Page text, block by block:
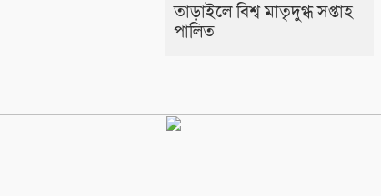
তাড়াইলে বিশ্ব মাতৃদুগ্ধ সপ্তাহ
পালিত